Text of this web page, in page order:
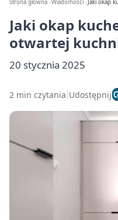
Strona główna Wiadomości Jaki okap
Jaki okap
otwartej
20 stycznia 2025
2 min czytania Udostępnij